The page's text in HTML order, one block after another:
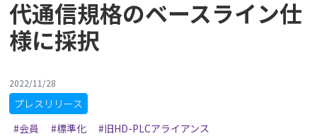
代通信規格のベースライン仕
様に採択
2022/11/28
プレスリリース
#会員
#標準化 #旧HD-PLCアライアンス